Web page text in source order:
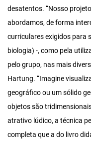
desatentos. “Nosso
abordamos, de forma
curriculares exigidos para
biologia) -, como pela
pelo grupo, nas mais
Hartung. “Imagine
geográfico ou um sólido
objetos são
atrativo lúdico, a técnica
completa que a do livro